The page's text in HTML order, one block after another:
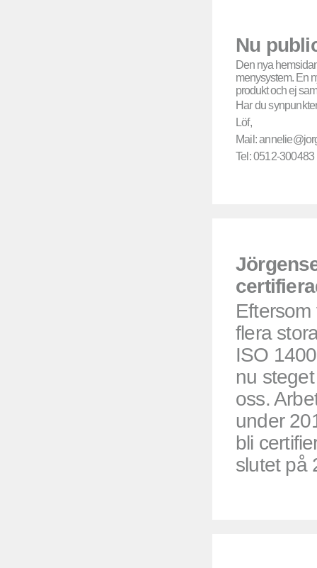
Nu
Den nya
menysystem. En
produkt och ej
Har du
Löf,
Mail:
Tel: 0512-300483
flera
ISO
nu
oss.
under
bli
slutet på